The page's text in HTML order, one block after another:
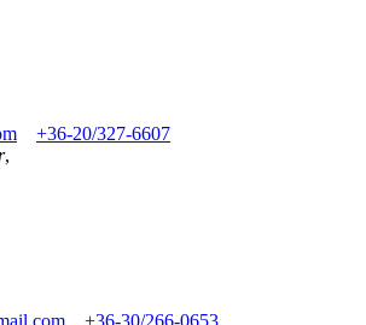
+36-20/327-6607
,
+36-30/266-0653